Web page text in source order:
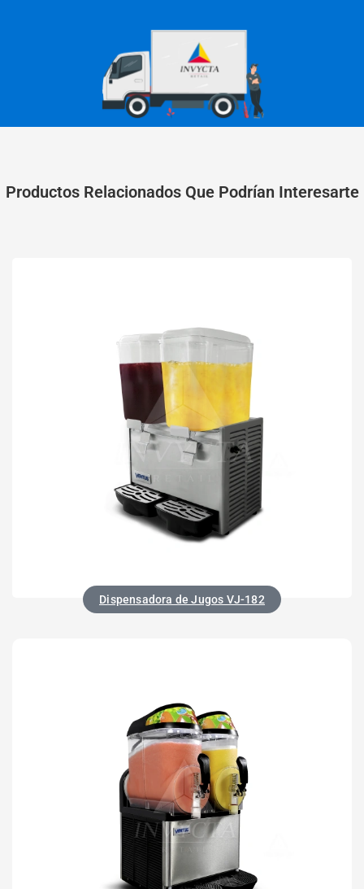
Productos Relacionados Que Podrían Interesarte
Dispensadora de Jugos VJ-182